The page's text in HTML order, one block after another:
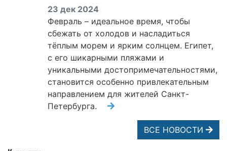
23 дек 2024
Февраль – идеальное время, чтобы
сбежать от холодов и насладиться
тёплым морем и ярким солнцем. Египет,
с его шикарными пляжами и
уникальными достопримечательностями,
становится особенно привлекательным
направлением для жителей Санкт-
Петербурга.
ВСЕ НОВОСТИ